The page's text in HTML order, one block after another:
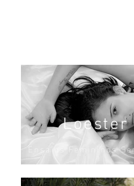
Loester
Ensaios Femininos